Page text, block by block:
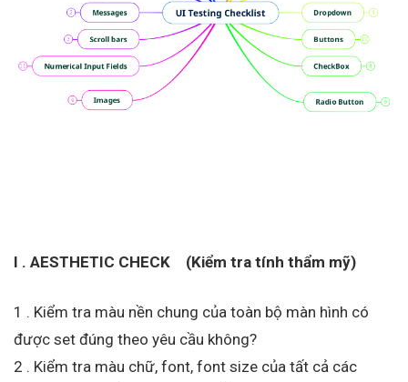
I . AESTHETIC CHECK (Kiểm tra tính thẩm mỹ)
1 . Kiểm tra màu nền chung của toàn bộ màn hình có
được set đúng theo yêu cầu không?
2 . Kiểm tra màu chữ, font, font size của tất cả các